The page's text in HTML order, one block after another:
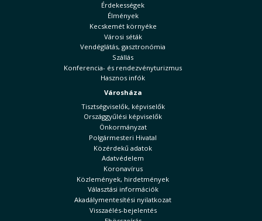
Érdekességek
Élmények
Kecskemét környéke
Városi séták
Vendéglátás, gasztronómia
Szállás
Konferencia- és rendezvényturizmus
Hasznos infók
Városháza
Tisztségviselők, képviselők
Országgyűlési képviselők
Önkormányzat
Polgármesteri Hivatal
Közérdekű adatok
Adatvédelem
Koronavírus
Közlemények, hirdetmények
Választási információk
Akadálymentesítési nyilatkozat
Visszaélés-bejelentés